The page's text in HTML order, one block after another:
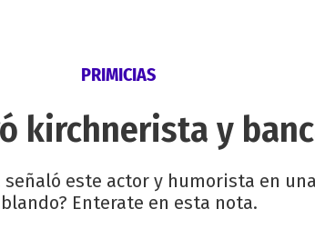
PRIMICIAS
kirchnerista y
este actor y humorista en
Enterate en esta nota.